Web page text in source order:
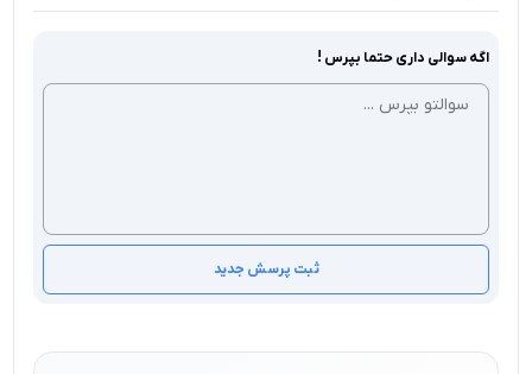
اگه سوالی داری حتما بپرس !
ثبت پرسش جدید